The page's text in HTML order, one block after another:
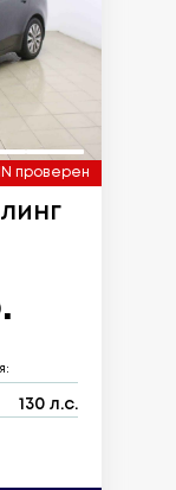
проверен
130 л.с.